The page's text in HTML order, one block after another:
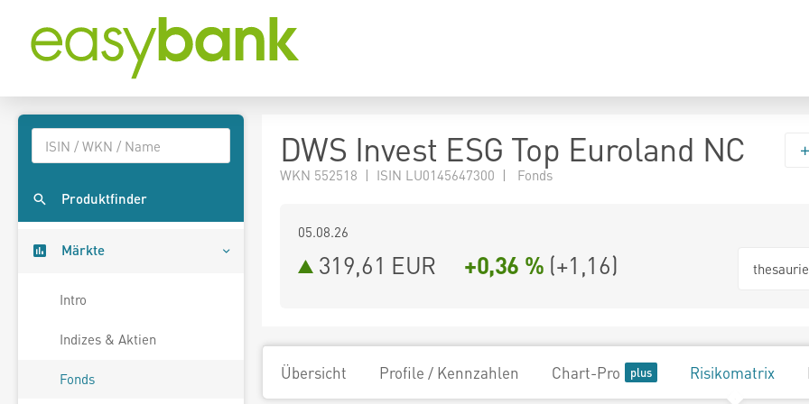
Produktfinder
Märkte
Intro
Indizes & Aktien
Fonds
DWS Invest ESG Top Euroland NC
WKN 552518 | ISIN LU0145647300 | Fonds
05.08.26
319,61 EUR +0,36 % (+1,16)
Übersicht Profile / Kennzahlen Chart-Pro Risikomatrix